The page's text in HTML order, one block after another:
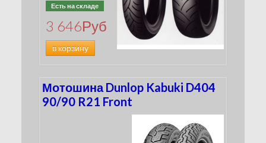
Есть на складе
3 646Руб
в корзину
Мотошина Dunlop Kabuki D404
90/90 R21 Front